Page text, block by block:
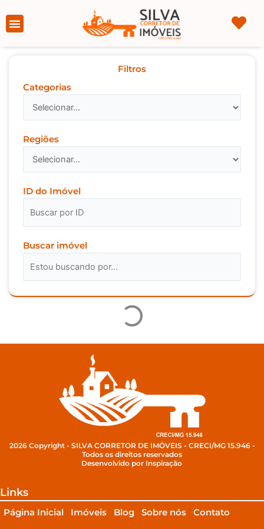
para
conteúdo
Filtros
Categorias
Regiões
ID do Imóvel
Buscar imóvel
2026 Copyright - SILVA CORRETOR DE IMÓVEIS - CRECI/MG 15.946 -
Todos os direitos reservados
Desenvolvido por Inspiração
Links
Página Inicial Imóveis Blog Sobre nós Contato